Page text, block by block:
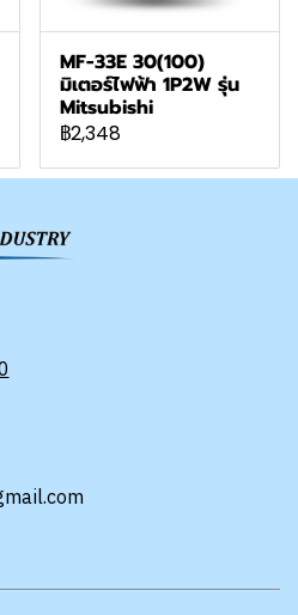
MF-33E 30(100)
มิเตอร์ไฟฟ้า 1P2W รุ่น
Mitsubishi
฿2,348